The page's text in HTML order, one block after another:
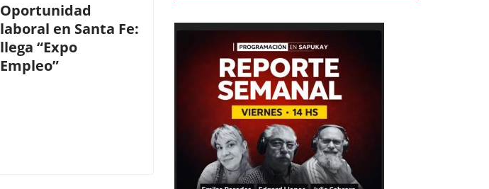
Oportunidad
laboral en Santa Fe:
llega “Expo
Empleo”